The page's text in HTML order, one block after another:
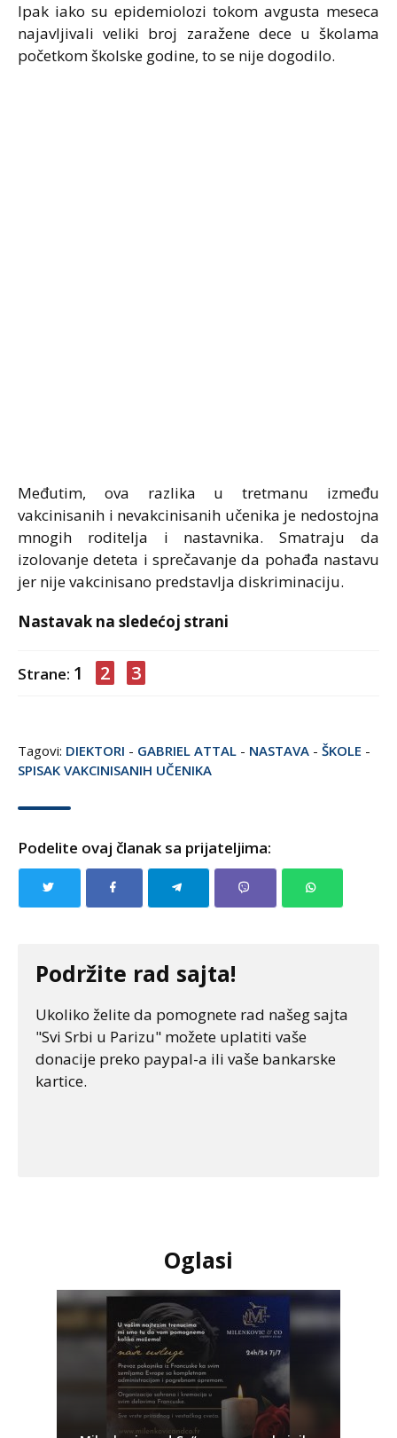
Ipak iako su epidemiolozi tokom avgusta meseca
najavljivali veliki broj zaražene dece u školama
početkom školske godine, to se nije dogodilo.
Međutim, ova razlika u tretmanu između
vakcinisanih i nevakcinisanih učenika je nedostojna
mnogih roditelja i nastavnika. Smatraju da
izolovanje deteta i sprečavanje da pohađa nastavu
jer nije vakcinisano predstavlja diskriminaciju.
Nastavak na sledećoj strani
Strane: 1 2 3
Tagovi: DIEKTORI - GABRIEL ATTAL - NASTAVA - ŠKOLE -
SPISAK VAKCINISANIH UČENIKA
Podelite ovaj članak sa prijateljima:
Podržite rad sajta!
Ukoliko želite da pomognete rad našeg sajta
"Svi Srbi u Parizu" možete uplatiti vaše
donacije preko paypal-a ili vaše bankarske
kartice.
Oglasi